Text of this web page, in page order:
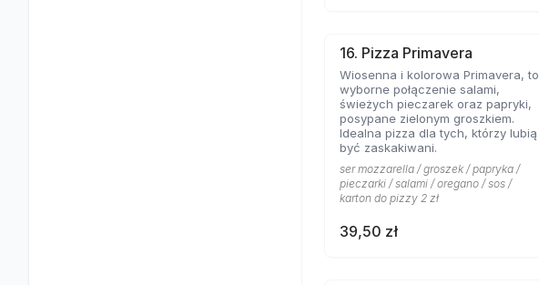
16. Pizza Primavera
Wiosenna i kolorowa Primavera, to
wyborne połączenie salami,
świeżych pieczarek oraz papryki,
posypane zielonym groszkiem.
Idealna pizza dla tych, którzy lubią
być zaskakiwani.
ser mozzarella / groszek / papryka /
pieczarki / salami / oregano / sos /
karton do pizzy 2 zł
39,50 zł